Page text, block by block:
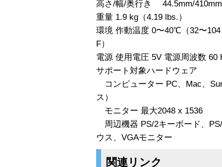
高さ/幅/奥行き 44.5mm/
重量 1.9 kg（4.19 lbs.）
環境 作動温度 0〜40℃（32〜
F）
電源 使用電圧 5V 電源周波数 60
サポート対象ハードウェア
コンピューター PC、Mac、
ス）
モニター 最大2048 x 1536
周辺機器 PS/2キーボード、
ウス、VGAモニター
関連リンク